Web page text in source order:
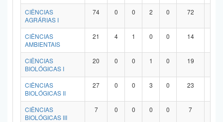
CIÊNCIAS
AGRÁRIAS I
74 0 0 2 0 72
CIÊNCIAS
AMBIENTAIS
21 4 1 0 0 14
CIÊNCIAS
BIOLÓGICAS I
20 0 0 1 0 19
CIÊNCIAS
BIOLÓGICAS II
27 0 0 3 0 23
CIÊNCIAS
BIOLÓGICAS III
7 0 0 0 0 7